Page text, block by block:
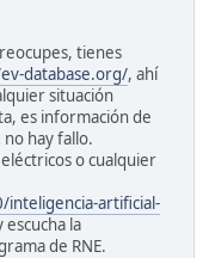
tienes
database.org/, ahí
situación
es información de
hay fallo.
o cualquier
artificial-
escucha la
de RNE.